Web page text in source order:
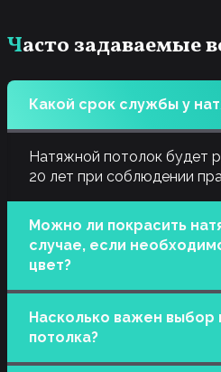
Часто задаваемые
Какой срок службы у
Натяжной потолок будет
20 лет при соблюдении
Можно ли покрасить
случае, если
цвет?
покраски, особенно,
пленки. Иногда возможно
основу. Но лучше
Насколько важен выбор
потолка?